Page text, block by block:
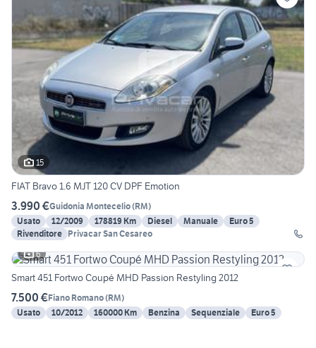
15
FIAT Bravo 1.6 MJT 120 CV DPF Emotion
3.990 €Guidonia Montecelio(RM)
Usato
12/2009 178819 Km Diesel Manuale
Euro 5
Rivenditore Privacar San Cesareo
6
Smart 451 Fortwo Coupé MHD Passion Restyling 2012
7.500 €Fiano Romano(RM)
Usato
10/2012 160000 Km Benzina Sequenziale Euro 5